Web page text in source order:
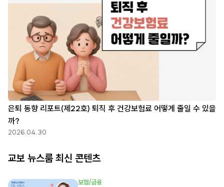
은퇴 동향 리포트(제22호) 퇴직 후 건강보험료 어떻게 줄일 수 있을
까?
2026.04.30
교보 뉴스룸 최신 콘텐츠
보험/금융